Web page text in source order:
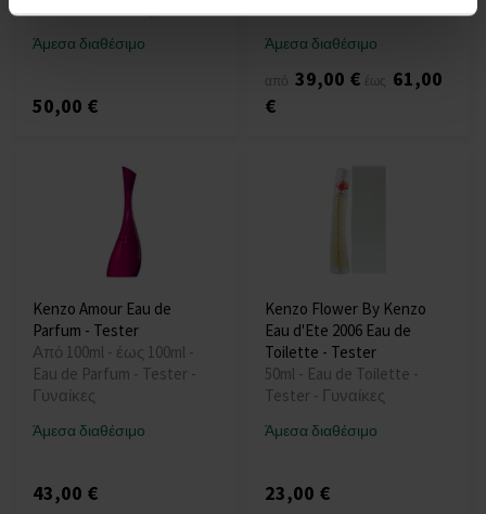
Άμεσα διαθέσιμο
50,00 €
Άμεσα διαθέσιμο
από 39,00 € έως 61,00
€
Kenzo Amour Eau de
Parfum - Tester
Από 100ml - έως 100ml -
Eau de Parfum - Tester -
Γυναίκες
Άμεσα διαθέσιμο
43,00 €
Kenzo Flower By Kenzo
Eau d'Ete 2006 Eau de
Toilette - Tester
50ml - Eau de Toilette -
Tester - Γυναίκες
Άμεσα διαθέσιμο
23,00 €